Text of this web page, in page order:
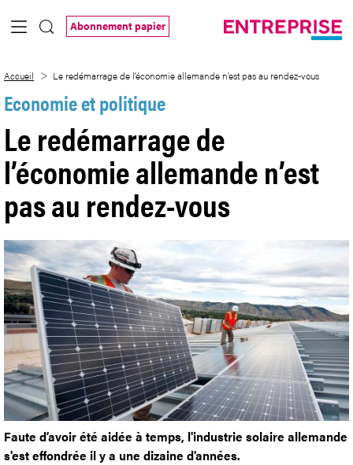
Saut au contenu principal
Abonnement papier
Accueil Le redémarrage de l’économie allemande n’est pas au rendez-vous
Economie et politique
Le redémarrage de
l’économie allemande n’est
pas au rendez-vous
Faute d’avoir été aidée à temps, l'industrie solaire allemande
s'est effondrée il y a une dizaine d'années.